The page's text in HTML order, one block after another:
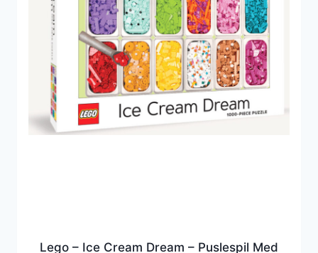
Lego – Ice Cream Dream – Puslespil Med